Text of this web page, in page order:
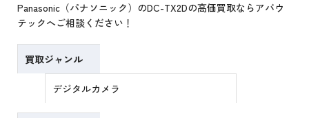
Panasonic（パナソニック）のDC-TX2Dの高価買取ならアバウ
テックへご相談ください！
買取ジャンル
デジタルカメラ